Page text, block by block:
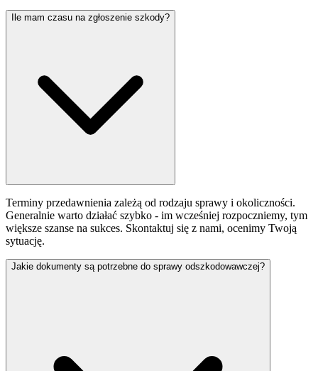
Ile mam czasu na zgłoszenie szkody?
Terminy przedawnienia zależą od rodzaju sprawy i okoliczności.
Generalnie warto działać szybko - im wcześniej rozpoczniemy, tym
większe szanse na sukces. Skontaktuj się z nami, ocenimy Twoją
sytuację.
Jakie dokumenty są potrzebne do sprawy odszkodowawczej?